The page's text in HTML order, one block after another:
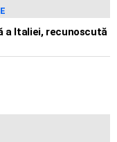
a Italiei, recunoscută